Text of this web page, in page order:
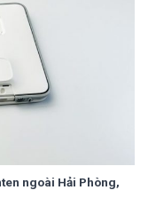
ngoài Hải Phòng,